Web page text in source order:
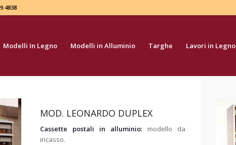
Modelli In Legno Modelli in Alluminio Targhe Lavori in Legno
MOD. LEONARDO DUPLEX
Cassette postali in alluminio: modello da
incasso.